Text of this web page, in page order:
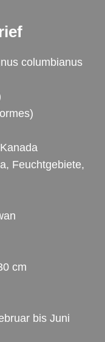
columbianus
Feuchtgebiete,
cm
bis Juni